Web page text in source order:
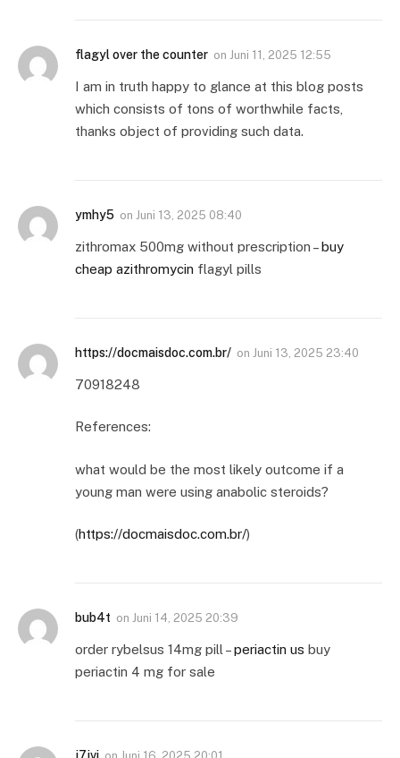
flagyl over the counter on Juni 11, 2025 12:55
I am in truth happy to glance at this blog posts
which consists of tons of worthwhile facts,
thanks object of providing such data.
ymhy5 on Juni 13, 2025 08:40
zithromax 500mg without prescription –buy
cheap azithromycin flagyl pills
https://docmaisdoc.com.br/ on Juni 13, 2025 23:40
70918248
References:
what would be the most likely outcome if a
young man were using anabolic steroids?
(https://docmaisdoc.com.br/)
bub4t on Juni 14, 2025 20:39
order rybelsus 14mg pill –periactin us buy
periactin 4 mg for sale